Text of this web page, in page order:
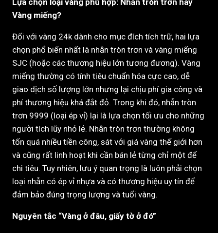
Lựa chọn loại vàng phù hợp: Nhẫn tròn trơn hay
Vàng miếng?
Đối với vàng 24k dành cho mục đích tích trữ, hai lựa
chọn phổ biến nhất là nhẫn tròn trơn và vàng miếng
SJC (hoặc các thương hiệu lớn tương đương). Vàng
miếng thường có tính tiêu chuẩn hóa cực cao, dễ
giao dịch số lượng lớn nhưng lại chịu phí gia công và
phí thương hiệu khá đắt đỏ. Trong khi đó, nhẫn tròn
trơn 9999 (loại ép vỉ) lại là lựa chọn tối ưu cho những
người tích lũy nhỏ lẻ. Nhẫn tròn trơn thường không
tốn quá nhiều tiền công, sát với giá vàng thế giới hơn
và cũng rất linh hoạt khi cần bán lẻ từng chỉ một để
chi tiêu. Tuy nhiên, lưu ý quan trọng là luôn phải chọn
loại nhẫn có ép vỉ nhựa và có thương hiệu uy tín để
đảm bảo đúng trọng lượng và tuổi vàng.
Nguyên tắc “Vàng ở đâu, giấy tờ ở đó”